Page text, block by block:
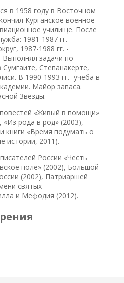
в 1958 году в Восточном
Курганское военное
училище. После
1981-1987 гг.
1987-1988 гг. -
Выполнял задачи по
Степанакерте,
В 1990-1993 гг.- учеба в
Майор запаса.
Звезды.
«Живый в помощи»
«Из рода в род» (2003),
книги «Время подумать о
истории, 2011).
России «Честь
поле» (2002), Большой
(2002), Патриаршей
святых
и Мефодия (2012).